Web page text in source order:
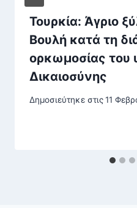
Τουρκία: Άγριο
Βουλή κατά τη
ορκωμοσίας του
Δικαιοσύνης
Δημοσιεύτηκε στις11